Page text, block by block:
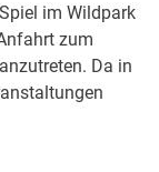
im Wildpark
zum
Da in